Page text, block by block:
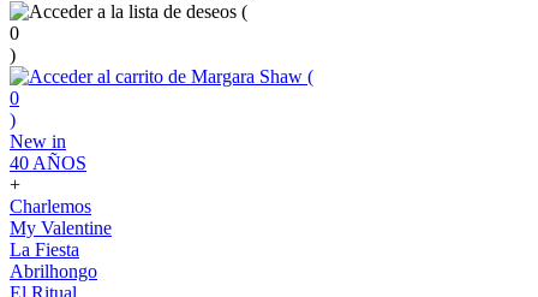
(
0
)
(
0
)
New in
40 AÑOS
+
Charlemos
My Valentine
La Fiesta
Abrilhongo
El Ritual